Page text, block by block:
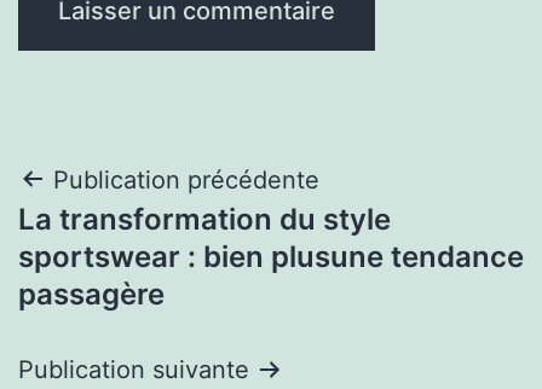
Navigation
de
l’article
Publication précédente
La transformation du style
sportswear : bien plusune tendance
passagère
Publication suivante